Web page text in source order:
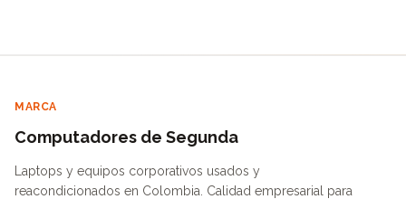
MARCA
Computadores de Segunda
Laptops y equipos corporativos usados y
reacondicionados en Colombia. Calidad empresarial para